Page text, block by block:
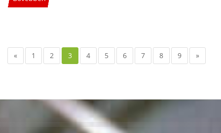
« 1 2 3 4 5 6 7 8 9 »